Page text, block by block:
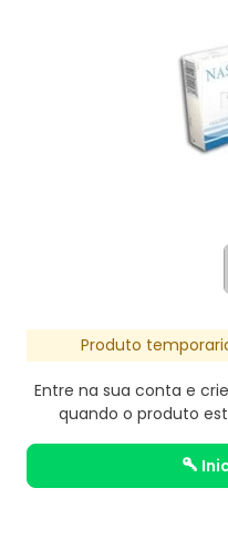
Produto
Entre na sua conta e
quando o produto